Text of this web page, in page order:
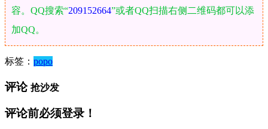
容。QQ搜索“209152664”或者QQ扫描右侧二维码都可以添
加QQ。
标签： popo
评论 抢沙发
评论前必须登录！